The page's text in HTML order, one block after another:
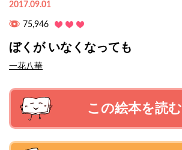
2017.09.01
75,946
ぼくが いなくなっても
一花八華
この絵本を読む